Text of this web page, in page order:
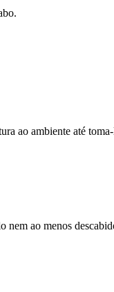
ao ambiente até
nem ao menos